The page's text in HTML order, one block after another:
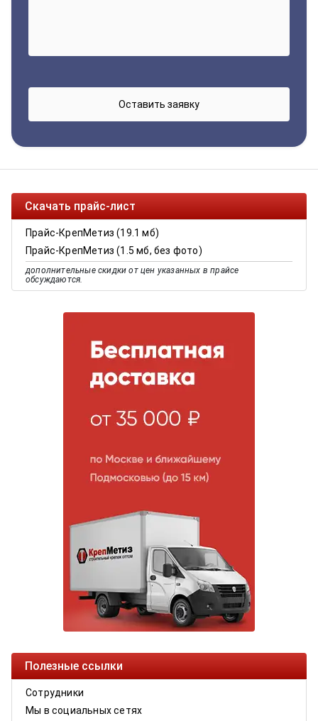
Скачать прайс-лист
Прайс-КрепМетиз (19.1 мб)
Прайс-КрепМетиз (1.5 мб, без фото)
дополнительные скидки от цен указанных в прайсе
обсуждаются.
Полезные ссылки
Сотрудники
Мы в социальных сетях